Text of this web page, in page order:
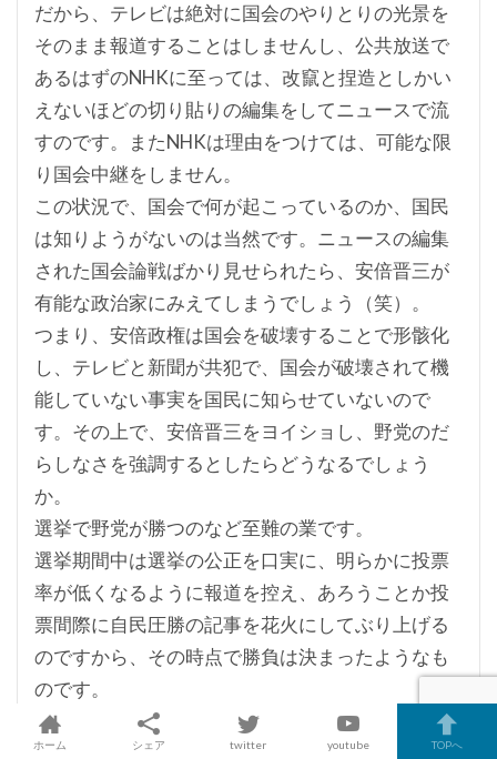
だから、テレビは絶対に国会のやりとりの光景を
そのまま報道することはしませんし、公共放送で
あるはずのNHKに至っては、改竄と捏造としかい
えないほどの切り貼りの編集をしてニュースで流
すのです。またNHKは理由をつけては、可能な限
り国会中継をしません。
この状況で、国会で何が起こっているのか、国民
は知りようがないのは当然です。ニュースの編集
された国会論戦ばかり見せられたら、安倍晋三が
有能な政治家にみえてしまうでしょう（笑）。
つまり、安倍政権は国会を破壊することで形骸化
し、テレビと新聞が共犯で、国会が破壊されて機
能していない事実を国民に知らせていないので
す。その上で、安倍晋三をヨイショし、野党のだ
らしなさを強調するとしたらどうなるでしょう
か。
選挙で野党が勝つのなど至難の業です。
選挙期間中は選挙の公正を口実に、明らかに投票
率が低くなるように報道を控え、あろうことか投
票間際に自民圧勝の記事を花火にしてぶり上げる
のですから、その時点で勝負は決まったようなも
のです。
「CM的政治」とはこうしたものであり、情報操作
と印象操作によって社会的空気が作られ、民主主
ホーム シェア twitter youtube TOPへ